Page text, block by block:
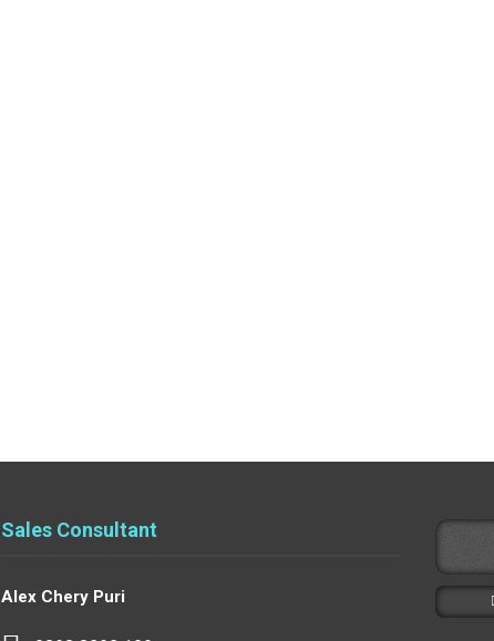
Sales Consultant
Alex Chery Puri